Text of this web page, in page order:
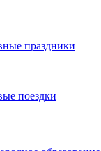
праздники
поездки